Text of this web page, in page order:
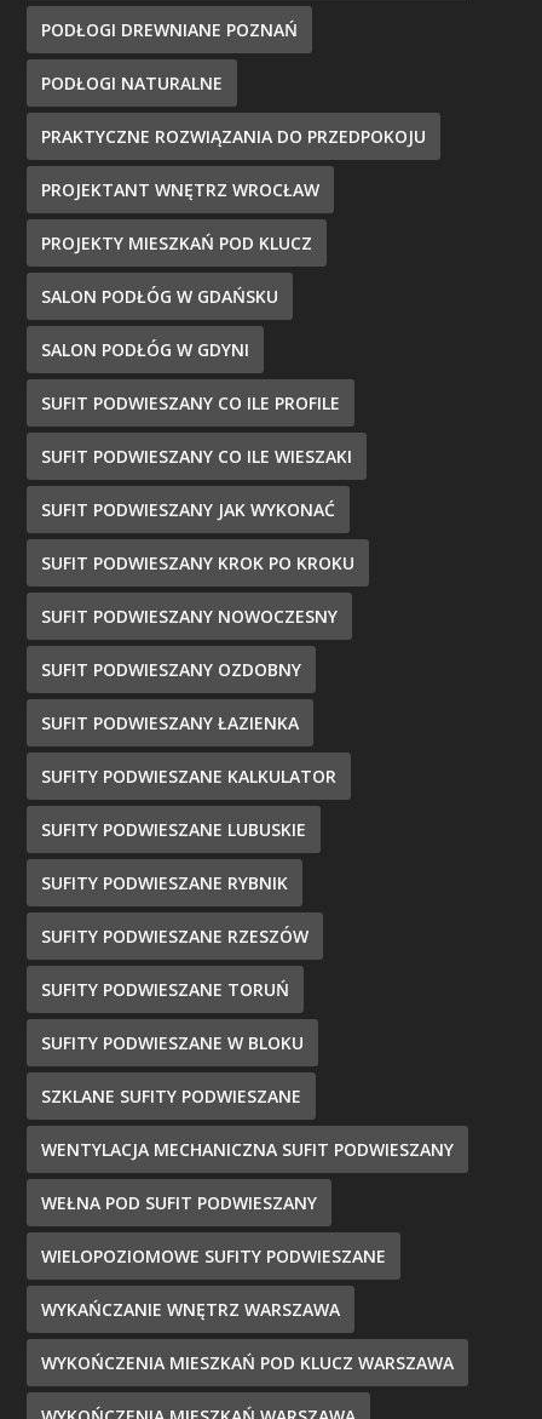
PODŁOGI DREWNIANE POZNAŃ
PODŁOGI NATURALNE
PRAKTYCZNE ROZWIĄZANIA DO PRZEDPOKOJU
PROJEKTANT WNĘTRZ WROCŁAW
PROJEKTY MIESZKAŃ POD KLUCZ
SALON PODŁÓG W GDAŃSKU
SALON PODŁÓG W GDYNI
SUFIT PODWIESZANY CO ILE PROFILE
SUFIT PODWIESZANY CO ILE WIESZAKI
SUFIT PODWIESZANY JAK WYKONAĆ
SUFIT PODWIESZANY KROK PO KROKU
SUFIT PODWIESZANY NOWOCZESNY
SUFIT PODWIESZANY OZDOBNY
SUFIT PODWIESZANY ŁAZIENKA
SUFITY PODWIESZANE KALKULATOR
SUFITY PODWIESZANE LUBUSKIE
SUFITY PODWIESZANE RYBNIK
SUFITY PODWIESZANE RZESZÓW
SUFITY PODWIESZANE TORUŃ
SUFITY PODWIESZANE W BLOKU
SZKLANE SUFITY PODWIESZANE
WENTYLACJA MECHANICZNA SUFIT PODWIESZANY
WEŁNA POD SUFIT PODWIESZANY
WIELOPOZIOMOWE SUFITY PODWIESZANE
WYKAŃCZANIE WNĘTRZ WARSZAWA
WYKOŃCZENIA MIESZKAŃ POD KLUCZ WARSZAWA